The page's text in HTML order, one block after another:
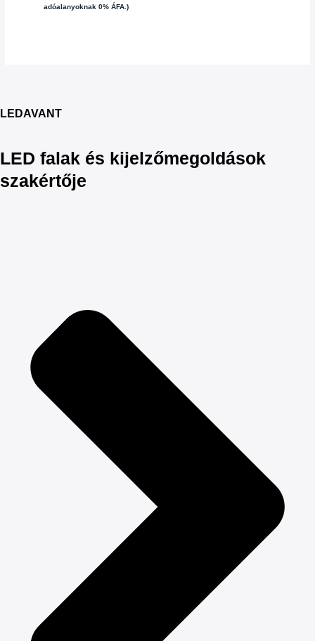
adóalanyoknak 0% ÁFA.)
LEDAVANT
LED falak és kijelzőmegoldások
szakértője